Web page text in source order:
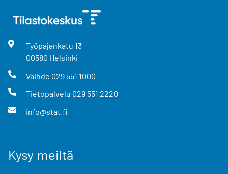
Työpajankatu 13
00580 Helsinki
Vaihde 029 551 1000
Tietopalvelu 029 551 2220
info@stat.fi
Kysy meiltä